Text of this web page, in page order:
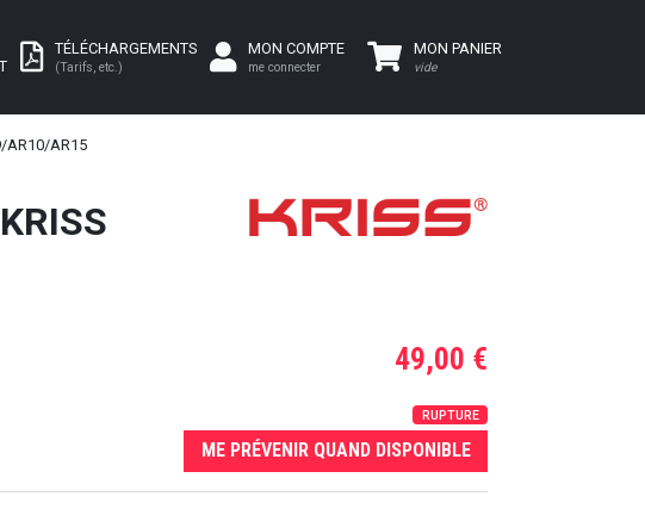
TÉLÉCHARGEMENTS
(Tarifs, etc.)
MON COMPTE
me connecter
MON PANIER
vide
AR15
49,00 €
RUPTURE
ME PRÉVENIR QUAND DISPONIBLE